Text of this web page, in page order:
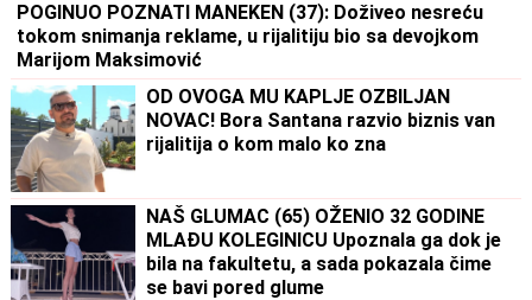
POGINUO POZNATI MANEKEN (37): Doživeo nesreću
tokom snimanja reklame, u rijalitiju bio sa devojkom
Marijom Maksimović
OD OVOGA MU KAPLJE OZBILJAN
NOVAC! Bora Santana razvio biznis van
rijalitija o kom malo ko zna
NAŠ GLUMAC (65) OŽENIO 32 GODINE
MLAĐU KOLEGINICU Upoznala ga dok je
bila na fakultetu, a sada pokazala čime
se bavi pored glume